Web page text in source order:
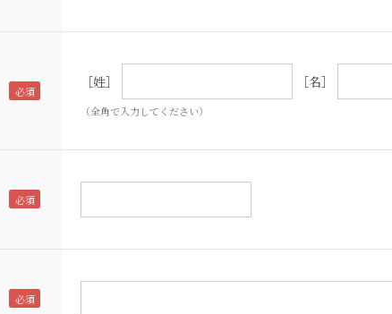
［姓］ ［名］
（全角で入力してください）